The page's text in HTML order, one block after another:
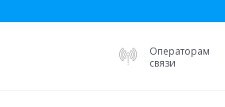
Операторам
связи